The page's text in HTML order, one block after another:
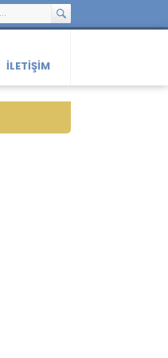
İLETIŞIM